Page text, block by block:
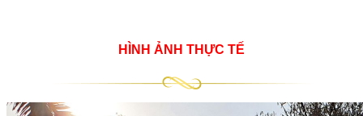
HÌNH ẢNH THỰC TẾ